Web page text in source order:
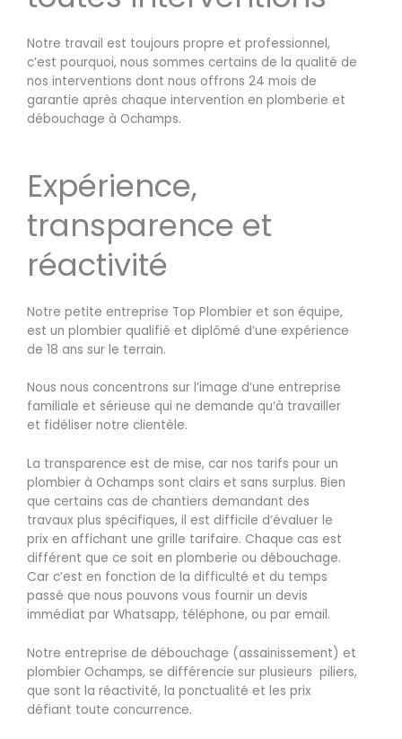
Notre travail est toujours propre et professionnel,
c’est pourquoi, nous sommes certains de la qualité de
nos interventions dont nous offrons 24 mois de
garantie après chaque intervention en plomberie et
débouchage à Ochamps.
Expérience,
transparence et
réactivité
Notre petite entreprise Top Plombier et son équipe,
est un plombier qualifié et diplômé d’une expérience
de 18 ans sur le terrain.
Nous nous concentrons sur l’image d’une entreprise
familiale et sérieuse qui ne demande qu’à travailler
et fidéliser notre clientèle.
La transparence est de mise, car nos tarifs pour un
plombier à Ochamps sont clairs et sans surplus. Bien
que certains cas de chantiers demandant des
travaux plus spécifiques, il est difficile d’évaluer le
prix en affichant une grille tarifaire. Chaque cas est
différent que ce soit en plomberie ou débouchage.
Car c’est en fonction de la difficulté et du temps
passé que nous pouvons vous fournir un devis
immédiat par Whatsapp, téléphone, ou par email.
Notre entreprise de débouchage (assainissement) et
plombier Ochamps, se différencie sur plusieurs piliers,
que sont la réactivité, la ponctualité et les prix
défiant toute concurrence.